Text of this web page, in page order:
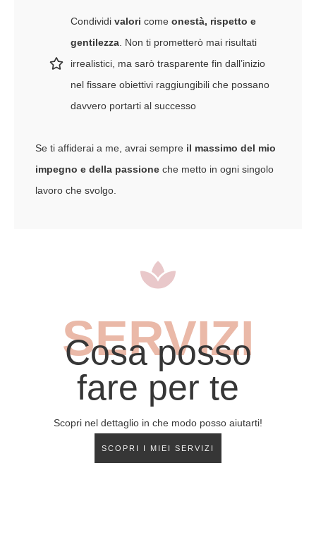
Condividi valori come onestà, rispetto e
gentilezza . Non ti prometterò mai risultati
irrealistici, ma sarò trasparente fin dall’inizio
nel fissare obiettivi raggiungibili che possano
davvero portarti al successo
Se ti affiderai a me, avrai sempre il massimo del mio
impegno e della passione che metto in ogni singolo
lavoro che svolgo.
SERVIZI
Cosa posso
fare per te
Scopri nel dettaglio in che modo posso aiutarti!
SCOPRI I MIEI SERVIZI